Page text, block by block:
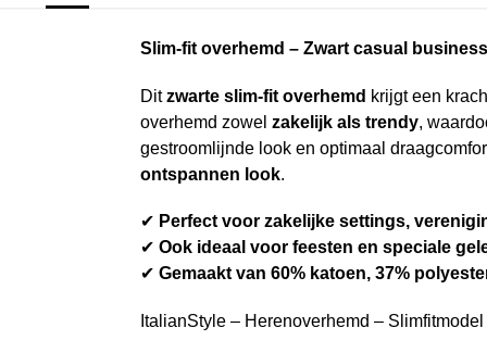
Slim-fit overhemd – Zwart casual
Ditzwarte slim-fit overhemd krijgt een
overhemd zowel zakelijk als trendy,
gestroomlijnde look en optimaal
ontspannen look.
✔ Perfect voor zakelijke settings,
✔ Ook ideaal voor feesten en speciale
✔ Gemaakt van 60% katoen, 37%
ItalianStyle – Herenoverhemd –